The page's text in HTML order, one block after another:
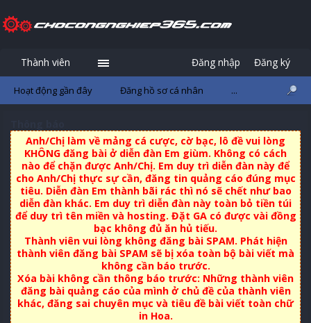
Anh/Chị làm về mảng cá cược, cờ bạc, lô đề vui lòng
KHÔNG đăng bài ở diễn đàn Em giùm. Không có cách
nào để chặn được Anh/Chị. Em duy trì diễn đàn này để
cho Anh/Chị thực sự cần, đăng tin quảng cáo đúng mục
tiêu. Diễn đàn Em thành bãi rác thì nó sẽ chết như bao
diễn đàn khác. Em duy trì diễn đàn này toàn bỏ tiền túi
để duy trì tên miền và hosting. Đặt GA có được vài đồng
bạc không đủ ăn hủ tiếu.
Thành viên vui lòng không đăng bài SPAM. Phát hiện
thành viên đăng bài SPAM sẽ bị xóa toàn bộ bài viết mà
không cần báo trước.
Xóa bài không cần thông báo trước: Những thành viên
đăng bài quảng cáo của mình ở chủ đề của thành viên
khác, đăng sai chuyên mục và tiêu đề bài viết toàn chữ
in Hoa.
Thành viên
Hoạt động gần đây Đăng hồ sơ cá nhân ...
Đăng nhập Đăng ký